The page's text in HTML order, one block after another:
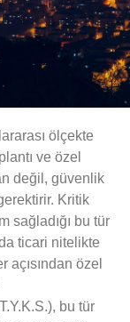
ölçekte
ve özel
değil, güvenlik
Kritik
sağladığı bu tür
ticari nitelikte
özel
bu tür